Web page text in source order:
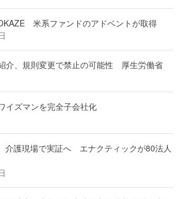
米系ファンドのアドベントが取得
介、規則変更で禁止の可能性 厚生労働省
イズマンを完全子会社化
介護現場で実証へ エナクティックが80法人